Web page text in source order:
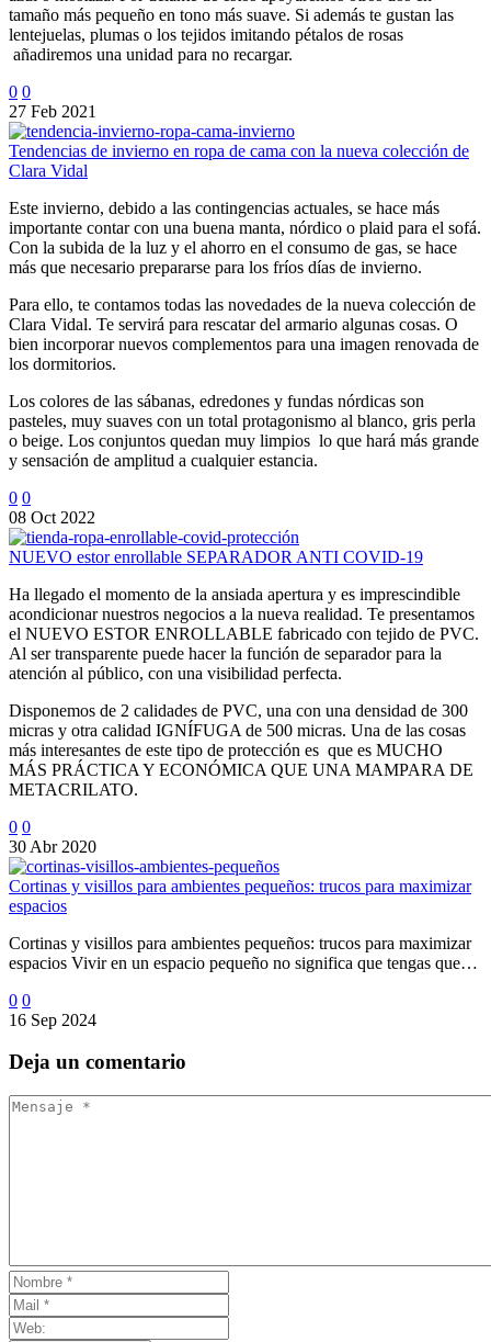
tamaño más pequeño en tono más suave. Si además te gustan las
lentejuelas, plumas o los tejidos imitando pétalos de rosas
añadiremos una unidad para no recargar.
0 0
27 Feb 2021
Tendencias de invierno en ropa de cama con la nueva colección de
Clara Vidal
Este invierno, debido a las contingencias actuales, se hace más
importante contar con una buena manta, nórdico o plaid para el sofá.
Con la subida de la luz y el ahorro en el consumo de gas, se hace
más que necesario prepararse para los fríos días de invierno.
Para ello, te contamos todas las novedades de la nueva colección de
Clara Vidal. Te servirá para rescatar del armario algunas cosas. O
bien incorporar nuevos complementos para una imagen renovada de
los dormitorios.
Los colores de las sábanas, edredones y fundas nórdicas son
pasteles, muy suaves con un total protagonismo al blanco, gris perla
o beige. Los conjuntos quedan muy limpios lo que hará más grande
y sensación de amplitud a cualquier estancia.
0 0
08 Oct 2022
NUEVO estor enrollable SEPARADOR ANTI COVID-19
Ha llegado el momento de la ansiada apertura y es imprescindible
acondicionar nuestros negocios a la nueva realidad. Te presentamos
el NUEVO ESTOR ENROLLABLE fabricado con tejido de PVC.
Al ser transparente puede hacer la función de separador para la
atención al público, con una visibilidad perfecta.
Disponemos de 2 calidades de PVC, una con una densidad de 300
micras y otra calidad IGNÍFUGA de 500 micras. Una de las cosas
más interesantes de este tipo de protección es que es MUCHO
MÁS PRÁCTICA Y ECONÓMICA QUE UNA MAMPARA DE
METACRILATO.
0 0
30 Abr 2020
Cortinas y visillos para ambientes pequeños: trucos para maximizar
espacios
Cortinas y visillos para ambientes pequeños: trucos para maximizar
espacios Vivir en un espacio pequeño no significa que tengas que…
0 0
16 Sep 2024
Deja un comentario